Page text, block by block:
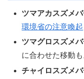
ツマアカスズメ
環境省の注意喚起
ツマグロスズメ
に合わせた移動も
チャイロスズメ